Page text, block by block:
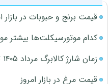
قیمت برنج و حبوبات در بازار
کدام موتورسیکلت‌ها بیشتر
زمان شارژ کالابرگ مرداد ۱۴۰۵ تغییر کرد
قیمت مرغ در بازار امروز